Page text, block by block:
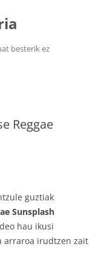
besterik ez
Reggae
guztiak
Sunsplash
hau ikusi
arraroa irudtzen zait